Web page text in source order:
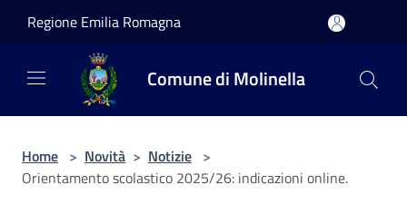
Regione Emilia Romagna
Comune di Molinella
Home > Novità > Notizie >
Orientamento scolastico 2025/26: indicazioni online.